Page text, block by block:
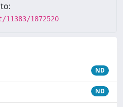
1872520
ND
ND